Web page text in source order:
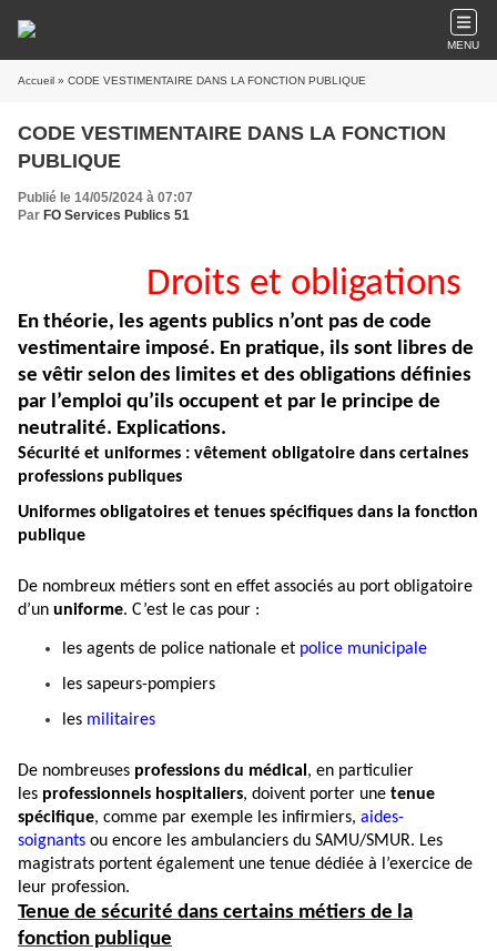
MENU
Accueil » CODE VESTIMENTAIRE DANS LA FONCTION PUBLIQUE
CODE VESTIMENTAIRE DANS LA FONCTION
PUBLIQUE
Publié le 14/05/2024 à 07:07
Par FO Services Publics 51
Droits et obligations
En théorie, les agents publics n’ont pas de code
vestimentaire imposé. En pratique, ils sont libres de
se vêtir selon des limites et des obligations définies
par l’emploi qu’ils occupent et par le principe de
neutralité. Explications.
Sécurité et uniformes : vêtement obligatoire dans certaines
professions publiques
Uniformes obligatoires et tenues spécifiques dans la fonction
publique
De nombreux métiers sont en effet associés au port obligatoire
d’un uniforme. C’est le cas pour :
les agents de police nationale et police municipale
les sapeurs-pompiers
les militaires
De nombreuses professions du médical , en particulier
les professionnels hospitaliers, doivent porter une tenue
spécifique, comme par exemple les infirmiers, aides-
soignants ou encore les ambulanciers du SAMU/SMUR. Les
magistrats portent également une tenue dédiée à l’exercice de
leur profession.
Tenue de sécurité dans certains métiers de la
fonction publique